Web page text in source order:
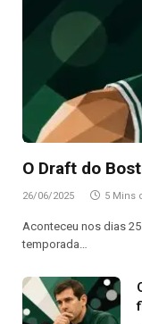
O Draft do
26/06/2025 5 Mins
Aconteceu nos dias
temporada…